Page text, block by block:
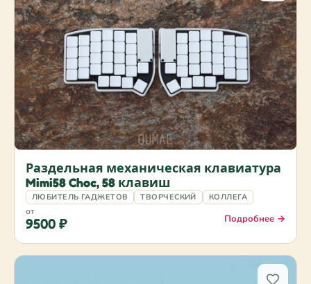
Раздельная механическая клавиатура
Mimi58 Choc, 58 клавиш
ЛЮБИТЕЛЬ ГАДЖЕТОВ ТВОРЧЕСКИЙ КОЛЛЕГА
от
9500 ₽ Подробнее →